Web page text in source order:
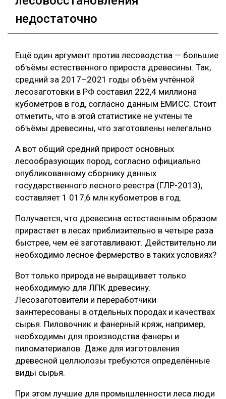
недостаточно
Ещё один аргумент против лесоводства — большие
объёмы естественного прироста древесины. Так,
средний за 2017–2021 годы объём учтённой
лесозаготовки в РФ составил 222,4 миллиона
кубометров в год, согласно данным ЕМИСС. Стоит
отметить, что в этой статистике не учтены те
объёмы древесины, что заготовлены нелегально.
А вот общий средний прирост основных
лесообразующих пород, согласно официально
опубликованному сборнику данных
государственного лесного реестра (ГЛР-2013),
составляет 1 017,6 млн кубометров в год.
Получается, что древесина естественным образом
прирастает в лесах приблизительно в четыре раза
быстрее, чем её заготавливают. Действительно ли
необходимо лесное фермерство в таких условиях?
Вот только природа не выращивает только
необходимую для ЛПК древесину.
Лесозаготовители и переработчики
заинтересованы в отдельных породах и качествах
сырья. Пиловочник и фанерный кряж, например,
необходимы для производства фанеры и
пиломатериалов. Даже для изготовления
древесной целлюлозы требуются определённые
виды сырья.
При этом лучшие для промышленности леса люди